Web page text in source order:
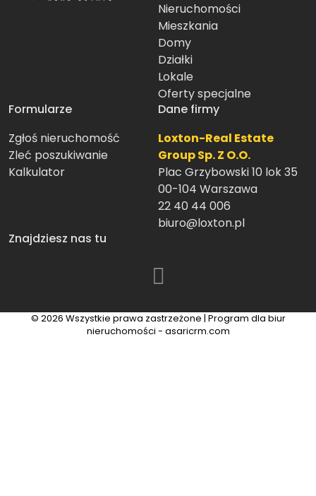
Nieruchomości
Mieszkania
Domy
Działki
Lokale
Oferty specjalne
Formularze
Zgłoś nieruchomość
Zleć poszukiwanie
Kalkulator
Dane firmy
Loxton-Real Estate
Group Sp. Z O.O.
Plac Grzybowski 10 lok 35
00-104 Warszawa
22 40 44 006
biuro@loxton.pl
Znajdziesz nas tu
© 2026 Wszystkie prawa zastrzeżone | Program dla biur
nieruchomości - asaricrm.com